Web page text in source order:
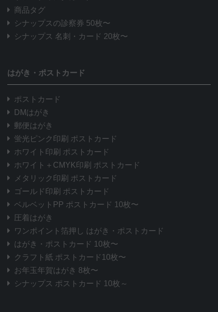
商品タグ
シナップスの診察券 50枚〜
シナップス 名刺・カード 20枚〜
はがき・ポストカード
ポストカード
DMはがき
郵便はがき
蛍光ピンク印刷 ポストカード
ホワイト印刷 ポストカード
ホワイト＋CMYK印刷 ポストカード
メタリック印刷 ポストカード
ゴールド印刷 ポストカード
ベルベットPP ポストカード 10枚〜
圧着はがき
ワンポイント箔押し はがき・ポストカード
はがき・ポストカード 10枚〜
クラフト紙 ポストカード10枚〜
お年玉年賀はがき 8枚〜
シナップス ポストカード 10枚～